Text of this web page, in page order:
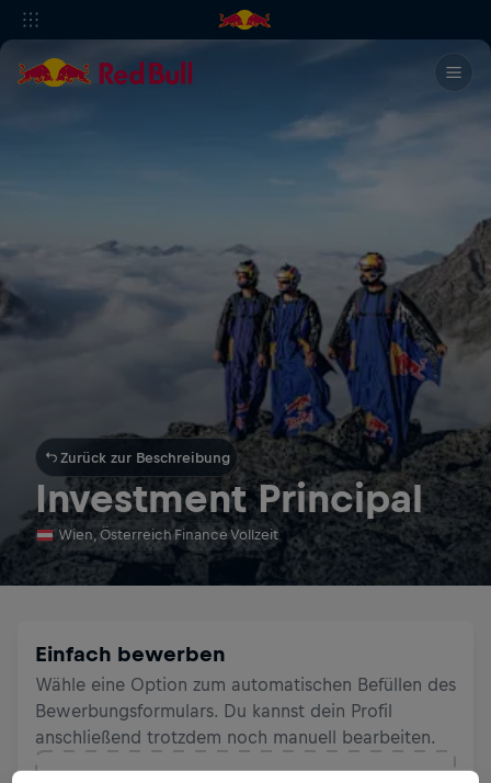
Zurück zur Beschreibung
Investment Principal
Wien, Österreich Finance Vollzeit
Einfach bewerben
Wähle eine Option zum automatischen Befüllen des
Bewerbungsformulars. Du kannst dein Profil
anschließend trotzdem noch manuell bearbeiten.